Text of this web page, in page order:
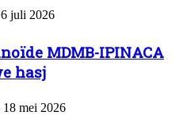
6 juli 2026
MDMB-IPINACA
hasj
18 mei 2026